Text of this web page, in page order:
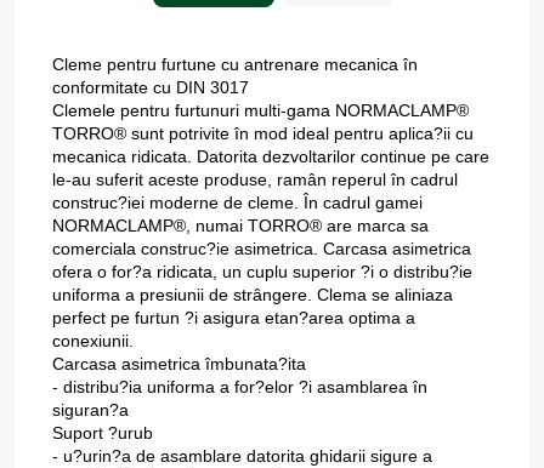
Cleme pentru furtune cu antrenare mecanica în
conformitate cu DIN 3017
Clemele pentru furtunuri multi-gama NORMACLAMP®
TORRO® sunt potrivite în mod ideal pentru aplica?ii cu
mecanica ridicata. Datorita dezvoltarilor continue pe care
le-au suferit aceste produse, ramân reperul în cadrul
construc?iei moderne de cleme. În cadrul gamei
NORMACLAMP®, numai TORRO® are marca sa
comerciala construc?ie asimetrica. Carcasa asimetrica
ofera o for?a ridicata, un cuplu superior ?i o distribu?ie
uniforma a presiunii de strângere. Clema se aliniaza
perfect pe furtun ?i asigura etan?area optima a
conexiunii.
Carcasa asimetrica îmbunata?ita
- distribu?ia uniforma a for?elor ?i asamblarea în
siguran?a
Suport ?urub
- u?urin?a de asamblare datorita ghidarii sigure a